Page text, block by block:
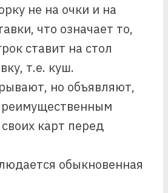
не на очки и на
что означает то,
ставит на стол
т.е. куш.
но объявляют,
карт перед
обыкновенная